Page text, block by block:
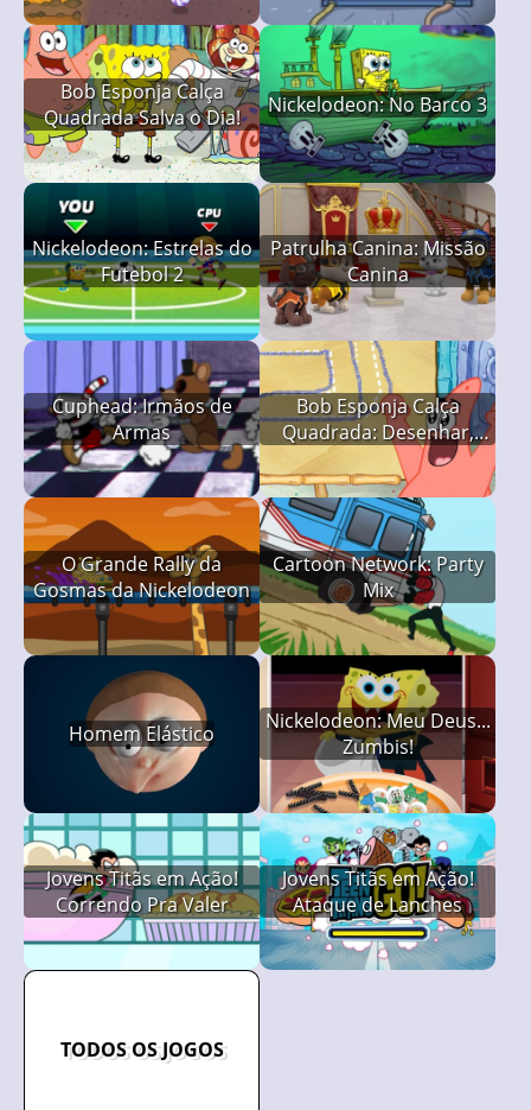
Bob Esponja Calça
Quadrada Salva o Dia!
Nickelodeon: No Barco 3
Nickelodeon: Estrelas do
Futebol 2
Patrulha Canina: Missão
Canina
Cuphead: Irmãos de
Armas
Bob Esponja Calça
Quadrada: Desenhar,
Adivinhe
O Grande Rally da
Gosmas da Nickelodeon
Cartoon Network: Party
Mix
Homem Elástico
Nickelodeon: Meu Deus...
Zumbis!
Jovens Titãs em Ação!
Correndo Pra Valer
Jovens Titãs em Ação!
Ataque de Lanches
TODOS OS JOGOS